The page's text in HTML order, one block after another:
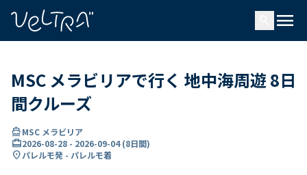
menu
MSC メラビリアで行く 地中海周遊 8日
間クルーズ
directions_boatMSC メラビリア
card_travel2026-08-28 - 2026-09-04(8日間)
location_onパレルモ発 - パレルモ着